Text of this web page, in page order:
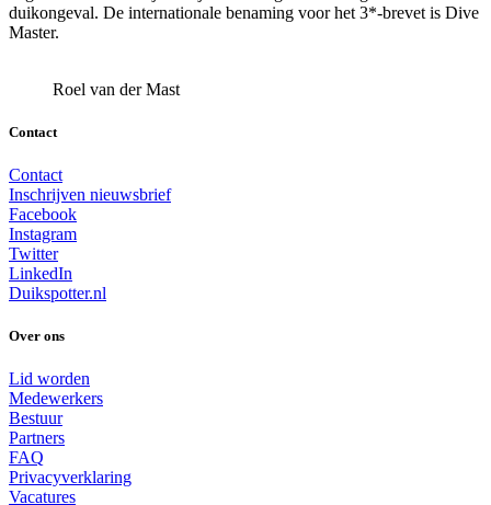
duikongeval. De internationale benaming voor het 3*-brevet is Dive
Master.
Roel van der Mast
Contact
Contact
Inschrijven nieuwsbrief
Facebook
Instagram
Twitter
LinkedIn
Duikspotter.nl
Over ons
Lid worden
Medewerkers
Bestuur
Partners
FAQ
Privacyverklaring
Vacatures